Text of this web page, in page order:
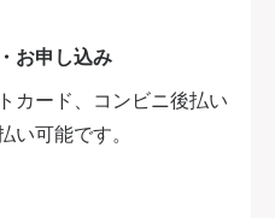
お申し込み
カード、コンビニ後払い
い可能です。